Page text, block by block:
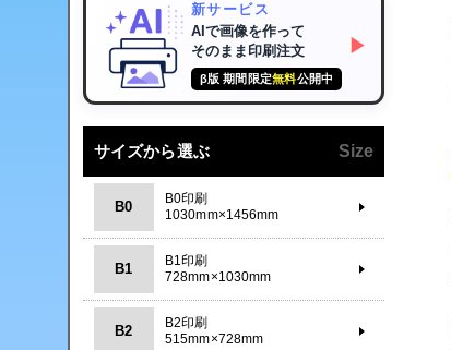
新サービス
AIで画像を作って
そのまま印刷注文
β版 期間限定無料公開中
▶
サイズから選ぶ Size
B0
B0印刷
1030mm×1456mm
B1
B1印刷
728mm×1030mm
B2
B2印刷
515mm×728mm